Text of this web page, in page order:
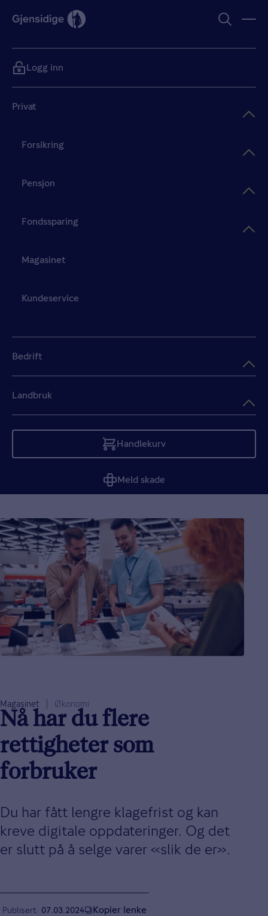
Privat
Forsikring
Pensjon
Fondssparing
Magasinet
Kundeservice
Bedrift
Landbruk
Handlekurv
Tom
Meld skade
Logg inn
Magasinet Økonomi
Nå har du flere
rettigheter som
forbruker
Du har fått lengre klagefrist og kan
kreve digitale oppdateringer. Og det
er slutt på å selge varer «slik de er».
Publisert 07.03.2024 Kopier lenke